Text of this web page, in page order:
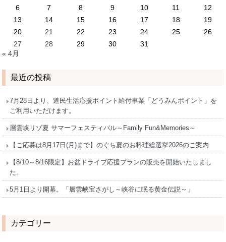
6
7 8 9 10 11
12
13
14 15 16 17 18
19
20
21 22 23 24 25
26
27
28 29 30
31
« 4月
最近の投稿
7月28日より、道民生活応援ポイント給付事業「どうみんポイント」を
ご利用いただけます。
層雲峡リゾ夏 サマーフェスティバル～Family Fun&Memories～
【ご応募は8月17日(月)まで】のぐち夏のお料理総選挙2026のご案内
【8/10～8/16限定】お盆ドライブ応援プランの販売を開始いたしまし
た。
5月1日より開幕。「層雲峡宝さがし～峡谷に眠る黄金伝説～」
カテゴリー